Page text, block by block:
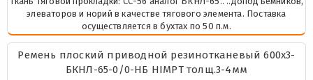
элеваторов и норий в качестве тягового элемента. Поставка
осуществляется в бухтах по 50 п.м.
Ремень плоский приводной резинотканевый 600х3-
БКНЛ-65-0/0-НБ HIMPT толщ.3-4мм